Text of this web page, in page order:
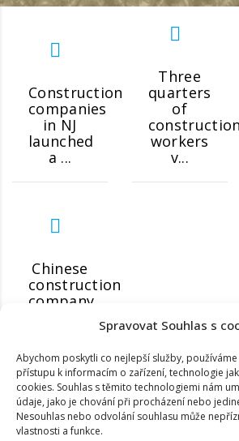
Spravovat Souhlas s
Abychom poskytli co nejlepší služby,
přístupu k informacím o zařízení, technologie
cookies. Souhlas s těmito technologiemi nám
údaje, jako je chování při procházení nebo
Nesouhlas nebo odvolání souhlasu může
vlastnosti a funkce.
Construction
companies
in NJ
launched
a ...
Three
quarters
of
construction
workers
v...
Chinese
construction
company